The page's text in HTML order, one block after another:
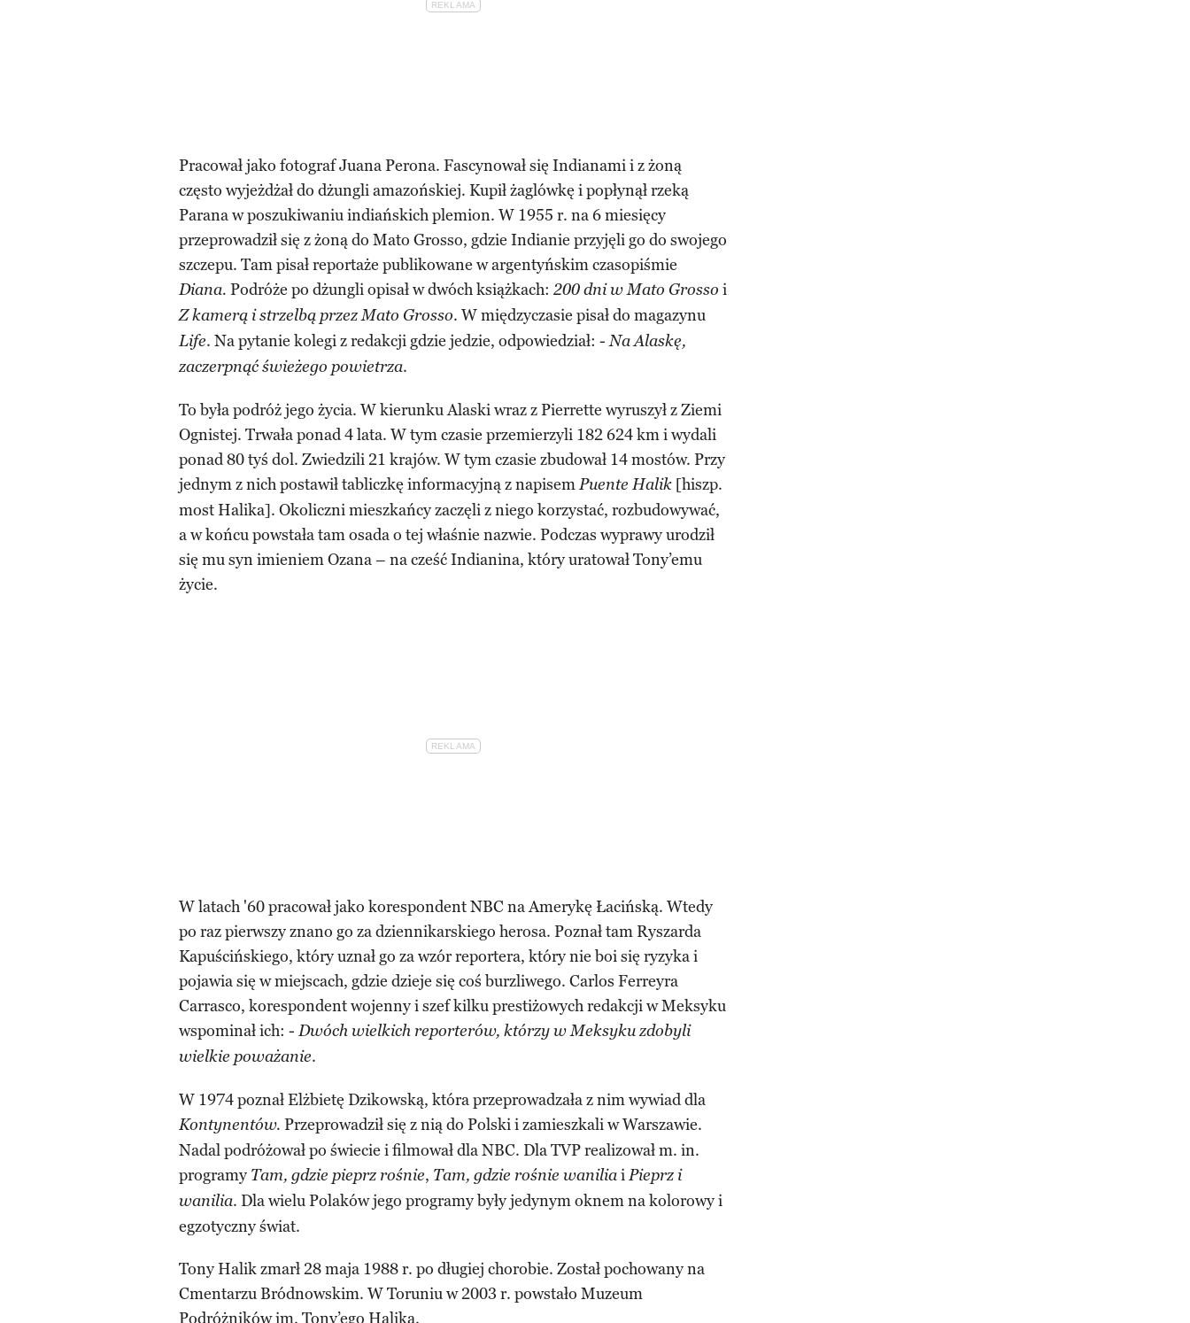
Pracował jako fotograf Juana Perona. Fascynował się Indianami i z żoną
często wyjeżdżał do dżungli amazońskiej. Kupił żaglówkę i popłynął rzeką
Parana w poszukiwaniu indiańskich plemion. W 1955 r. na 6 miesięcy
przeprowadził się z żoną do Mato Grosso, gdzie Indianie przyjęli go do swojego
szczepu. Tam pisał reportaże publikowane w argentyńskim czasopiśmie
Diana. Podróże po dżungli opisał w dwóch książkach: 200 dni w Mato Grosso i
Z kamerą i strzelbą przez Mato Grosso. W międzyczasie pisał do magazynu
Life. Na pytanie kolegi z redakcji gdzie jedzie, odpowiedział: -Na Alaskę,
zaczerpnąć świeżego powietrza.
To była podróż jego życia. W kierunku Alaski wraz z Pierrette wyruszył z Ziemi
Ognistej. Trwała ponad 4 lata. W tym czasie przemierzyli 182 624 km i wydali
ponad 80 tyś dol. Zwiedzili 21 krajów. W tym czasie zbudował 14 mostów. Przy
jednym z nich postawił tabliczkę informacyjną z napisemPuente Halik [hiszp.
most Halika]. Okoliczni mieszkańcy zaczęli z niego korzystać, rozbudowywać,
a w końcu powstała tam osada o tej właśnie nazwie. Podczas wyprawy urodził
się mu syn imieniem Ozana – na cześć Indianina, który uratował Tony’emu
życie.
W latach '60 pracował jako korespondent NBC na Amerykę Łacińską. Wtedy
po raz pierwszy znano go za dziennikarskiego herosa. Poznał tam Ryszarda
Kapuścińskiego, który uznał go za wzór reportera, który nie boi się ryzyka i
pojawia się w miejscach, gdzie dzieje się coś burzliwego. Carlos Ferreyra
Carrasco, korespondent wojenny i szef kilku prestiżowych redakcji w Meksyku
wspominał ich: -Dwóch wielkich reporterów, którzy w Meksyku zdobyli
wielkie poważanie.
W 1974 poznał Elżbietę Dzikowską, która przeprowadzała z nim wywiad dla
Kontynentów. Przeprowadził się z nią do Polski i zamieszkali w Warszawie.
Nadal podróżował po świecie i filmował dla NBC. Dla TVP realizował m. in.
programy Tam, gdzie pieprz rośnie, Tam, gdzie rośnie waniliaiPieprz i
wanilia. Dla wielu Polaków jego programy były jedynym oknem na kolorowy i
egzotyczny świat.
Tony Halik zmarł 28 maja 1988 r. po długiej chorobie. Został pochowany na
Cmentarzu Bródnowskim. W Toruniu w 2003 r. powstało Muzeum
Podróżników im. Tony’ego Halika.